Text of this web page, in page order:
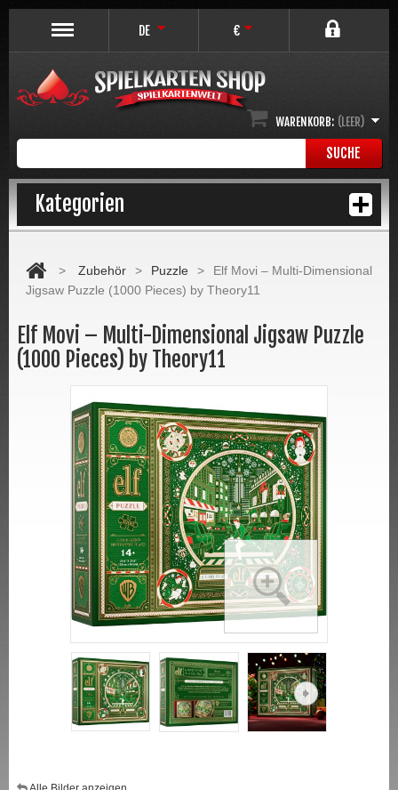
DE €
SUCHE
WARENKORB: (LEER)
Kategorien
> Zubehör > Puzzle >
Elf Movi – Multi-Dimensional
Jigsaw Puzzle (1000 Pieces) by Theory11
Elf Movi – Multi-Dimensional Jigsaw Puzzle
(1000 Pieces) by Theory11